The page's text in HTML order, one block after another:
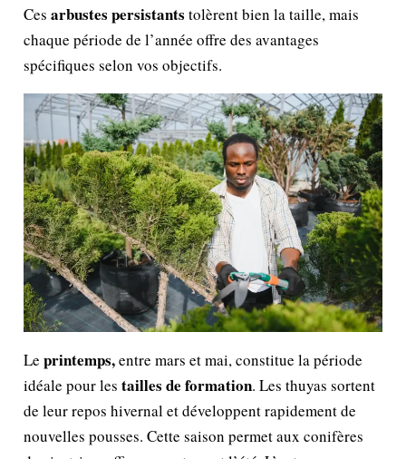
Cesarbustes persistants tolèrent bien la taille, mais
chaque période de l’année offre des avantages
spécifiques selon vos objectifs.
Leprintemps,entre mars et mai, constitue la période
idéale pour les tailles de formation. Les thuyas sortent
de leur repos hivernal et développent rapidement de
nouvelles pousses. Cette saison permet aux conifères